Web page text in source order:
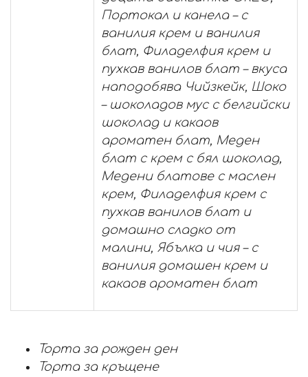
Портокал и канела – с
ванилия крем и ванилия
блат, Филаделфия крем и
пухкав ванилов блат – вкуса
наподобява Чийзкейк, Шоко
– шоколадов мус с белгийски
шоколад и какаов
ароматен блат, Меден
блат с крем с бял шоколад,
Медени блатове с маслен
крем, Филаделфия крем с
пухкав ванилов блат и
домашно сладко от
малини, Ябълка и чия – с
ванилия домашен крем и
какаов ароматен блат
Торта за рожден ден
Торта за кръщене